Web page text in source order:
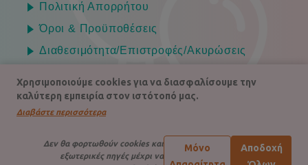
Χρησιμοποιούμε cookies για να διασφαλίσουμε την
καλύτερη εμπειρία στον ιστότοπό μας.
Διαβάστε περισσότερα
Δεν θα φορτωθούν cookies και
εξωτερικές πηγές μέχρι να
Μόνο
Αποδοχή
Πολιτική Απορρήτου
Όροι & Προϋποθέσεις
Διαθεσιμότητα/Επιστροφές/Ακυρώσεις
Τρόποι Πληρωμής
Πληροφορίες Επιχείρησης
Custom built with ♡ bySymKon Technologies
Designed on behalf of SymKon byRouts Creative